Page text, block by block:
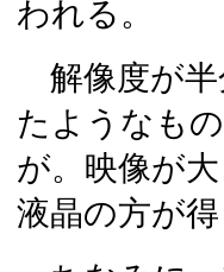
われる。
解像度が半
たようなも
が。映像が
液晶の方が